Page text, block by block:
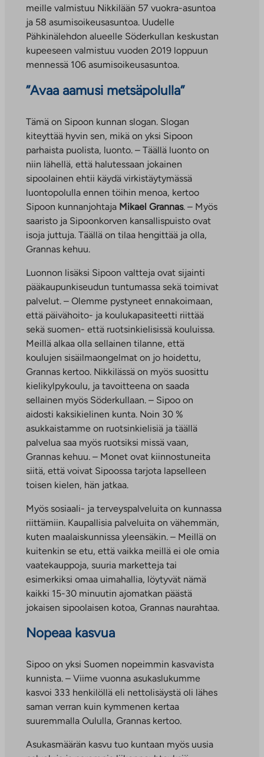
meille valmistuu Nikkilään 57 vuokra-asuntoa
ja 58 asumisoikeusasuntoa. Uudelle
Pähkinälehdon alueelle Söderkullan keskustan
kupeeseen valmistuu vuoden 2019 loppuun
mennessä 106 asumisoikeusasuntoa.
”Avaa aamusi metsäpolulla”
Tämä on Sipoon kunnan slogan. Slogan
kiteyttää hyvin sen, mikä on yksi Sipoon
parhaista puolista, luonto. – Täällä luonto on
niin lähellä, että halutessaan jokainen
sipoolainen ehtii käydä virkistäytymässä
luontopolulla ennen töihin menoa, kertoo
Sipoon kunnanjohtaja Mikael Grannas. – Myös
saaristo ja Sipoonkorven kansallispuisto ovat
isoja juttuja. Täällä on tilaa hengittää ja olla,
Grannas kehuu.
Luonnon lisäksi Sipoon valtteja ovat sijainti
pääkaupunkiseudun tuntumassa sekä toimivat
palvelut. – Olemme pystyneet ennakoimaan,
että päivähoito- ja koulukapasiteetti riittää
sekä suomen- että ruotsinkielisissä kouluissa.
Meillä alkaa olla sellainen tilanne, että
koulujen sisäilmaongelmat on jo hoidettu,
Grannas kertoo. Nikkilässä on myös suosittu
kielikylpykoulu, ja tavoitteena on saada
sellainen myös Söderkullaan. – Sipoo on
aidosti kaksikielinen kunta. Noin 30 %
asukkaistamme on ruotsinkielisiä ja täällä
palvelua saa myös ruotsiksi missä vaan,
Grannas kehuu. – Monet ovat kiinnostuneita
siitä, että voivat Sipoossa tarjota lapselleen
toisen kielen, hän jatkaa.
Myös sosiaali- ja terveyspalveluita on kunnassa
riittämiin. Kaupallisia palveluita on vähemmän,
kuten maalaiskunnissa yleensäkin. – Meillä on
kuitenkin se etu, että vaikka meillä ei ole omia
vaatekauppoja, suuria marketteja tai
esimerkiksi omaa uimahallia, löytyvät nämä
kaikki 15-30 minuutin ajomatkan päästä
jokaisen sipoolaisen kotoa, Grannas naurahtaa.
Nopeaa kasvua
Sipoo on yksi Suomen nopeimmin kasvavista
kunnista. – Viime vuonna asukaslukumme
kasvoi 333 henkilöllä eli nettolisäystä oli lähes
saman verran kuin kymmenen kertaa
suuremmalla Oululla, Grannas kertoo.
Asukasmäärän kasvu tuo kuntaan myös uusia